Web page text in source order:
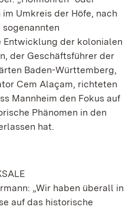
Umkreis der Höfe, nach
Entwicklung der kolonialen
der Geschäftsführer der
Baden-Württemberg,
Cem Alaçam, richteten
Mannheim den Fokus auf
Phänomen in den
hat.
„Wir haben überall in
auf das historische